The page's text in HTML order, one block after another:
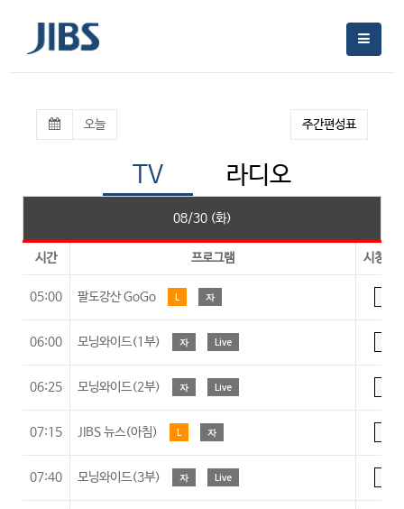
오늘
TV 라디오
주간편성표
08/30 (화)
시간 프로그램 시청등
05:00 팔도강산 GoGo L 자
06:00 모닝와이드(1부) 자 Live
06:25 모닝와이드(2부) 자 Live
07:15 JIBS 뉴스(아침) L 자
07:40 모닝와이드(3부) 자 Live